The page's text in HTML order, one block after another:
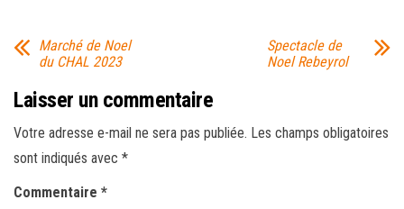
Marché de Noel
du CHAL 2023
Spectacle de
Noel Rebeyrol
Laisser un commentaire
Votre adresse e-mail ne sera pas publiée. Les champs obligatoires
sont indiqués avec *
Commentaire *